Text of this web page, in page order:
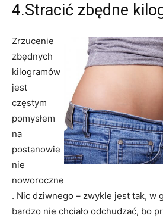
4.Stracić zbędne
Zrzucenie
zbędnych
kilogramów
jest
częstym
pomysłem
na
postanowie
nie
noworoczne
. Nic dziwnego – zwykle jest tak, w
bardzo nie chciało odchudzać, bo